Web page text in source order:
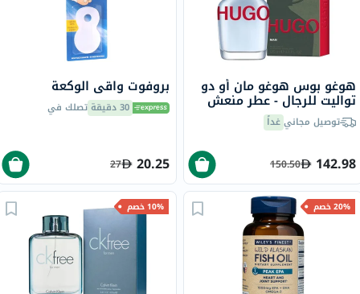
هوغو بوس هوغو مان أو دو
تواليت للرجال - عطر منعش
125 ملتوصيل مجانيغداً
142.98
150.50
بروفوت واقي الوكعة
30 دقيقة تصلك في
20.25
27
20% خصم 10% خصم